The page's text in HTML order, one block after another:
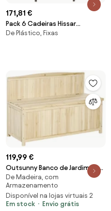
171,81 €
Pack 6 Cadeiras Hissar
Polipropileno - Cinza escuro
De Plástico, Fixas
119,99 €
Outsunny Banco de Jardim de
Madeira com Baú de
Armazenamento e Encosto
Carga 250 kg para Pátio
Terraço Varanda 115x45x75 cm
De Madeira, com
Armazenamento
Disponível na lojas virtuais 2
Em stock
Envio grátis